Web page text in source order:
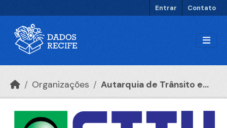
Entrar Contato
Organizações Autarquia de Trânsito e...